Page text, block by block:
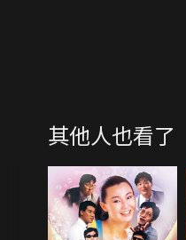
其他人也看了